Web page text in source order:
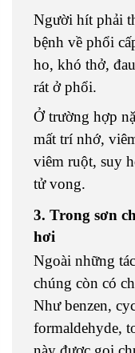
Người hít phải
bệnh về phổi
ho, khó thở,
rát ở phổi.
Ở trường hợp
mất trí nhớ,
viêm ruột, suy
tử vong.
3. Trong sơn
hơi
Ngoài những
chúng còn có
Như benzen,
formaldehyde,